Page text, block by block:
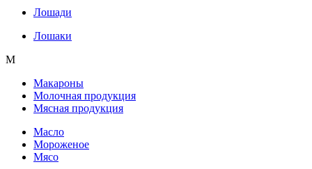
Лошади
Лошаки
М
Макароны
Молочная продукция
Мясная продукция
Масло
Мороженое
Мясо